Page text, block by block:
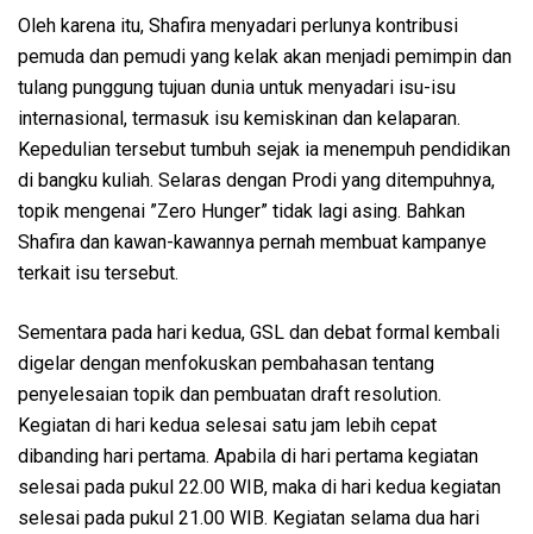
Oleh karena itu, Shafira menyadari perlunya kontribusi
pemuda dan pemudi yang kelak akan menjadi pemimpin dan
tulang punggung tujuan dunia untuk menyadari isu-isu
internasional, termasuk isu kemiskinan dan kelaparan.
Kepedulian tersebut tumbuh sejak ia menempuh pendidikan
di bangku kuliah. Selaras dengan Prodi yang ditempuhnya,
topik mengenai ”Zero Hunger” tidak lagi asing. Bahkan
Shafira dan kawan-kawannya pernah membuat kampanye
terkait isu tersebut.
Sementara pada hari kedua, GSL dan debat formal kembali
digelar dengan menfokuskan pembahasan tentang
penyelesaian topik dan pembuatan draft resolution.
Kegiatan di hari kedua selesai satu jam lebih cepat
dibanding hari pertama. Apabila di hari pertama kegiatan
selesai pada pukul 22.00 WIB, maka di hari kedua kegiatan
selesai pada pukul 21.00 WIB. Kegiatan selama dua hari